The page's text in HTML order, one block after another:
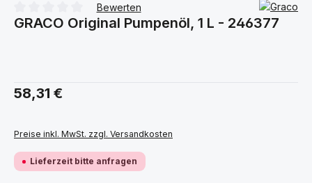
Durchschnittliche Bewertung von 0 von 5 Sternen
Bewerten
GRACO Original Pumpenöl, 1 L - 246377
Regulärer Preis:
58,31 €
Preise inkl. MwSt. zzgl. Versandkosten
Lieferzeit bitte anfragen